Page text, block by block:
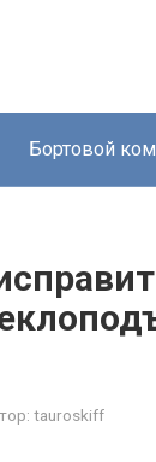
Бортовой
tauroskiff